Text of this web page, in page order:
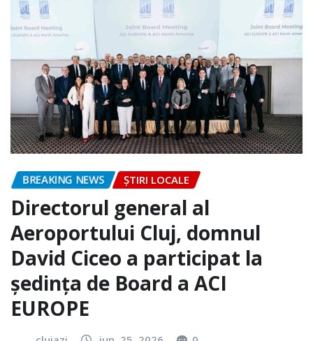
BREAKING NEWS ȘTIRI LOCALE
Directorul general al
Aeroportului Cluj, domnul
David Ciceo a participat la
ședința de Board a ACI
EUROPE